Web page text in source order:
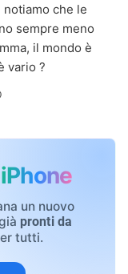
che le
sempre meno
il mondo è
vario ?
iPhone
un nuovo
pronti da
tutti.